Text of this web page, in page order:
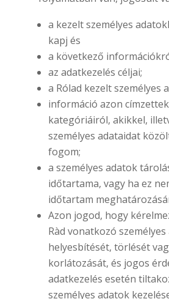
a kezelt személyes
kapj és
a következő
az adatkezelés céljai;
a Rólad kezelt személyes
információ azon
kategóriáiról, akikkel,
személyes adataidat
fogom;
a személyes adatok
időtartama, vagy ha ez
időtartam
Azon jogod, hogy
Ràd vonatkozó
helyesbítését, törlését
korlátozását, és jogos
adatkezelés esetén
személyes adatok